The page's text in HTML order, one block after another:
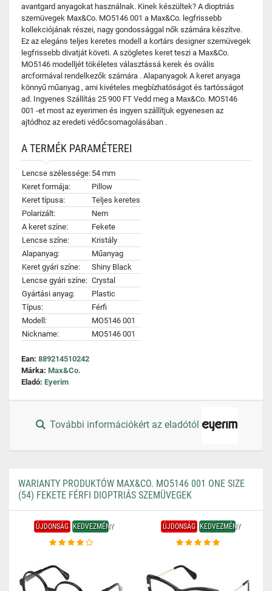
avantgard anyagokat használnak. Kinek készültek? A dioptriás
szemüvegek Max&Co. MO5146 001 a Max&Co. legfrissebb
kollekciójának részei, nagy gondossággal nők számára készítve.
Ez az elegáns teljes keretes modell a kortárs designer szemüvegek
legfrissebb divatját követi. A szögletes keret teszi a Max&Co.
MO5146 modelljét tökéletes választássá kerek és ovális
arcformával rendelkezők számára . Alapanyagok A keret anyaga
könnyű műanyag , ami kivételes megbízhatóságot és tartósságot
ad. Ingyenes Szállítás 25 900 FT Vedd meg a Max&Co. MO5146
001 -et most az eyerimen és ingyen szállítjuk egyenesen az
ajtódhoz az eredeti védőcsomagolásában .
A TERMÉK PARAMÉTEREI
Lencse szélessége: 54 mm
Keret formája:
Pillow
Keret típusa:
Teljes keretes
Polarizált:
Nem
A keret színe:
Fekete
Lencse színe:
Kristály
Alapanyag:
Műanyag
Keret gyári színe:
Shiny Black
Lencse gyári színe: Crystal
Gyártási anyag:
Plastic
Típus:
Férfi
Modell:
MO5146 001
Nickname:
MO5146 001
Ean: 889214510242
Márka: Max&Co.
Eladó: Eyerim
További információkért az eladótól
WARIANTY PRODUKTÓW MAX&CO. MO5146 001 ONE SIZE
(54) FEKETE FÉRFI DIOPTRIÁS SZEMÜVEGEK
ÚJDONSÁG KEDVEZMÉNY ÚJDONSÁG KEDVEZMÉNY